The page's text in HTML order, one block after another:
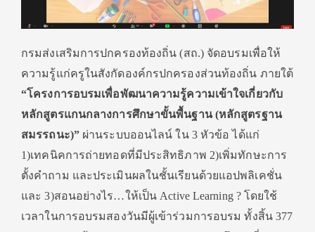
กรมส่งเสริมการปกครองท้องถิ่น (สถ.) จัดอบรมเพื่อให้
ความรู้แก่ครูในสังกัดองค์กรปกครองส่วนท้องถิ่น ภายใต้
“โครงการอบรมเพื่อพัฒนาความรู้ความเข้าใจเกี่ยวกับ
หลักสูตรแกนกลางการศึกษาขั้นพื้นฐาน (หลักสูตรฐาน
สมรรถนะ)”ผ่านระบบออนไลน์ ใน 3 หัวข้อ ได้แก่
1)เทคนิคการถ่ายทอดที่มีประสิทธิภาพ 2)เพิ่มทักษะการ
ตั้งคำถาม และประเมินผลในชั้นเรียนด้วยแอปพลิเคชั่น
และ 3)สอนอย่างไร…ให้เป็น Active Learning ? โดยใช้
เวลาในการอบรมสองวันมีผู้เข้าร่วมการอบรม ทั้งสิ้น 377